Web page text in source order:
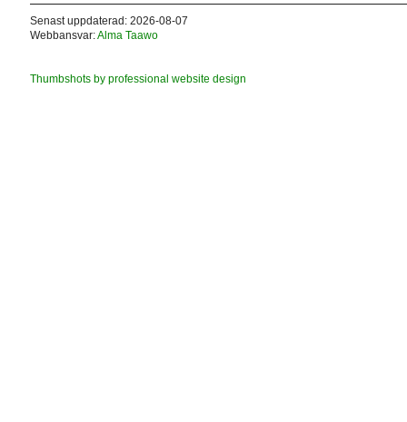
Senast uppdaterad: 2026-08-07
Webbansvar:Alma Taawo
Thumbshots by professional website design